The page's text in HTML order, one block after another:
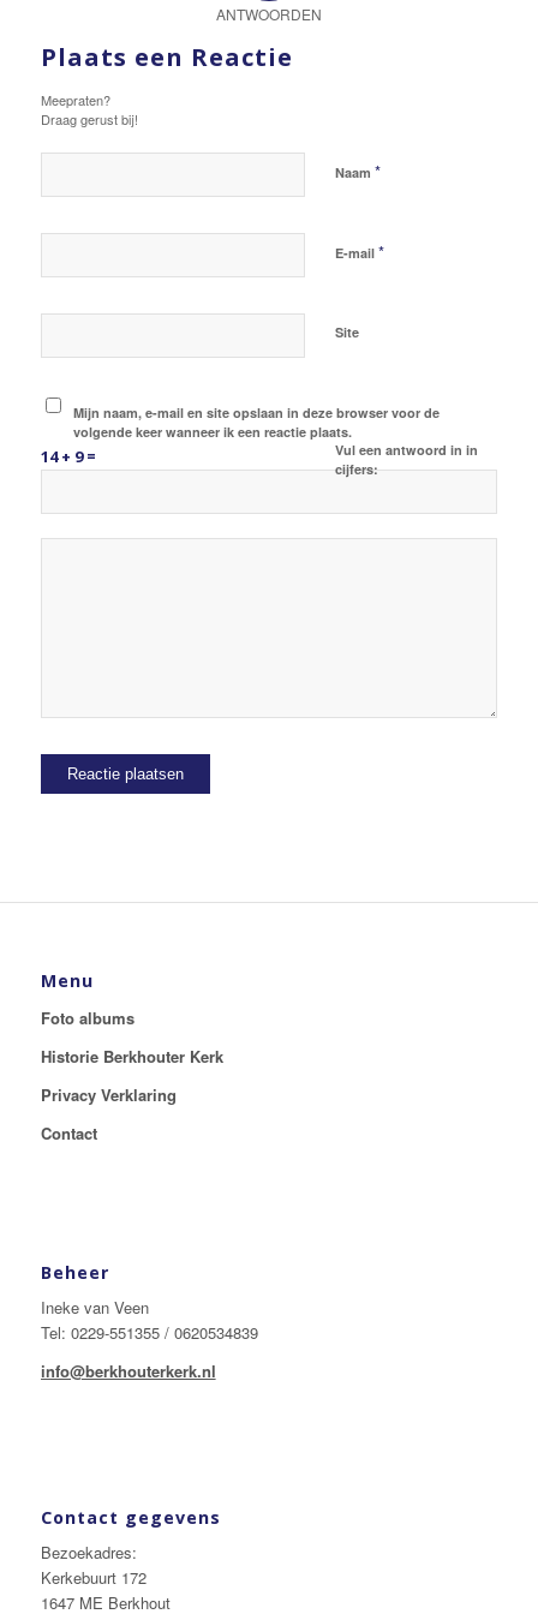
ANTWOORDEN
Plaats een Reactie
Meepraten?
Draag gerust bij!
Naam *
E-mail *
Site
Mijn naam, e-mail en site opslaan in deze browser voor de
volgende keer wanneer ik een reactie plaats.
Vul een antwoord in in
cijfers:
14 + 9 =
Menu
Foto albums
Historie Berkhouter Kerk
Privacy Verklaring
Contact
Beheer
Ineke van Veen
Tel: 0229-551355 / 0620534839
info@berkhouterkerk.nl
Contact gegevens
Bezoekadres:
Kerkebuurt 172
1647 ME Berkhout